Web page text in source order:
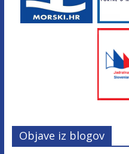
Objave iz blogov